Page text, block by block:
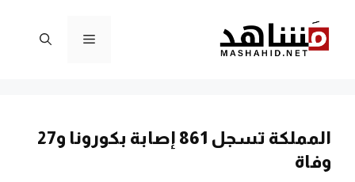
المحتوى
القائمة
المملكة تسجل 861 إصابة بكورونا و27
وفاة